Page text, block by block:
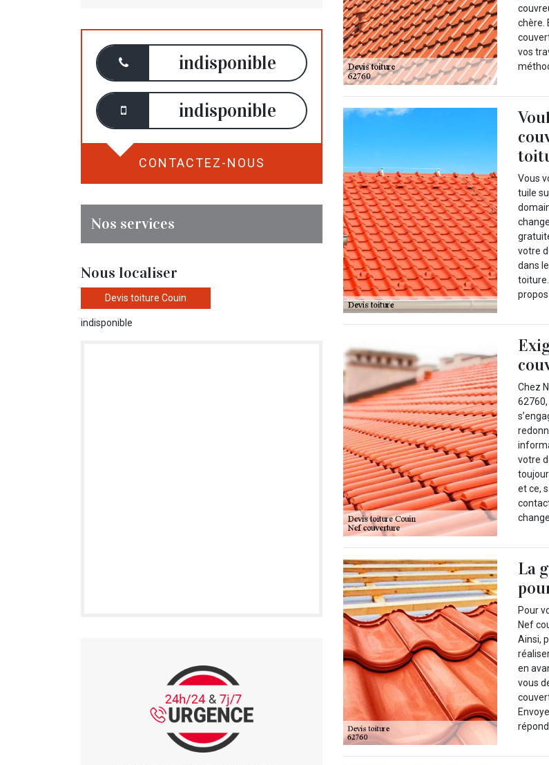
indisponible
indisponible
CONTACTEZ-NOUS
Nos services
Nous localiser
Devis toiture Couin
indisponible
chère.
vos
Vous
tuile
votre
dans
Chez
votre
et ce,
La
Pour
Nef
Ainsi,
en
vous